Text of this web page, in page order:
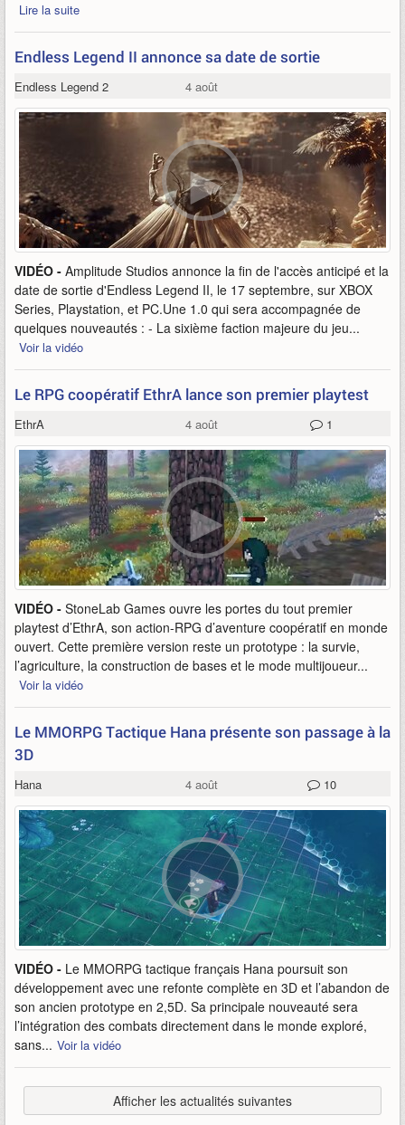
Lire la suite
Endless Legend II annonce sa date de sortie
Endless Legend 2 4 août
VIDÉO - Amplitude Studios annonce la fin de l'accès anticipé et la
date de sortie d'Endless Legend II, le 17 septembre, sur XBOX
Series, Playstation, et PC.Une 1.0 qui sera accompagnée de
quelques nouveautés : - La sixième faction majeure du jeu...
Voir la vidéo
Le RPG coopératif EthrA lance son premier playtest
EthrA 4 août 1
VIDÉO - StoneLab Games ouvre les portes du tout premier
playtest d’EthrA, son action-RPG d’aventure coopératif en monde
ouvert. Cette première version reste un prototype : la survie,
l’agriculture, la construction de bases et le mode multijoueur...
Voir la vidéo
Le MMORPG Tactique Hana présente son passage à la
3D
Hana 4 août 10
VIDÉO - Le MMORPG tactique français Hana poursuit son
développement avec une refonte complète en 3D et l’abandon de
son ancien prototype en 2,5D. Sa principale nouveauté sera
l’intégration des combats directement dans le monde exploré,
sans... Voir la vidéo
Afficher les actualités suivantes